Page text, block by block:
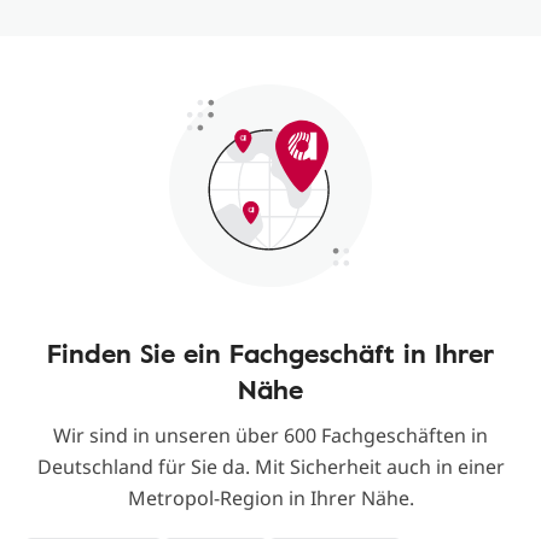
Finden Sie ein Fachgeschäft in Ihrer
Nähe
Wir sind in unseren über 600 Fachgeschäften in
Deutschland für Sie da. Mit Sicherheit auch in einer
Metropol-Region in Ihrer Nähe.